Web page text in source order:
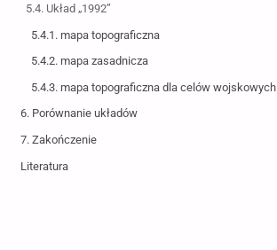
5.4. Układ „1992”
5.4.1. mapa topograficzna
5.4.2. mapa zasadnicza
5.4.3. mapa topograficzna dla celów wojskowych
6. Porównanie układów
7. Zakończenie
Literatura